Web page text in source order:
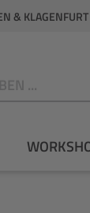
& KLAGENFURT